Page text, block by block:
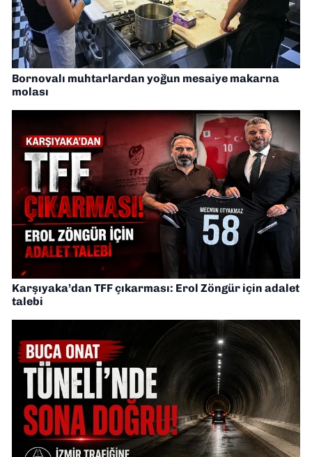
Bornovalı muhtarlardan yoğun mesaiye makarna
molası
Karşıyaka’dan TFF çıkarması: Erol Zöngür için adalet
talebi